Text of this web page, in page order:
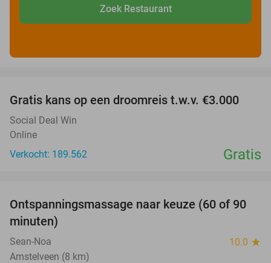
Zoek Restaurant
Gratis kans op een droomreis t.w.v. €3.000
Social Deal Win
Online
Verkocht: 189.562
Gratis
40%
Ontspanningsmassage naar keuze (60 of 90
minuten)
Sean-Noa 10.0 star
Amstelveen (8 km)